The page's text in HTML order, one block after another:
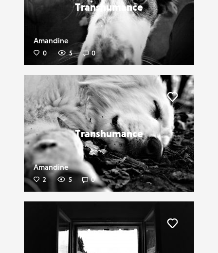
Transhumance
Amandine
0 5 0
Transhumance
Amandine
2 5 0
Liker